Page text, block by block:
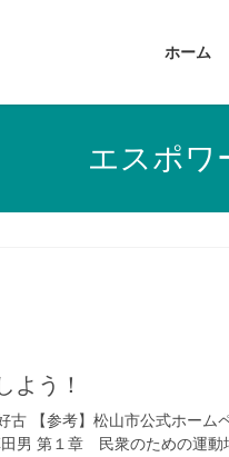
ホーム
エスポワ
よう！
古 【参考】松山市公式ホーム
男 第１章 民衆のための運